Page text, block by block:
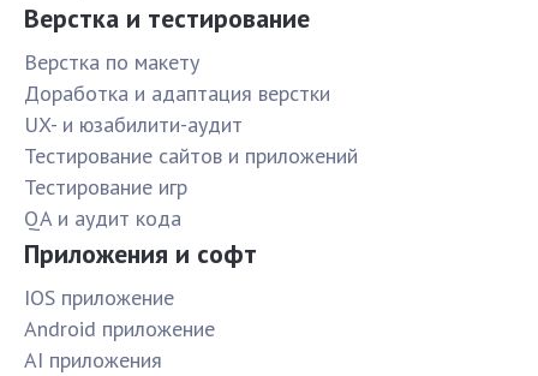
Верстка и тестирование
Верстка по макету
Доработка и адаптация верстки
UX- и юзабилити-аудит
Тестирование сайтов и приложений
Тестирование игр
QA и аудит кода
Приложения и софт
IOS приложение
Android приложение
AI приложения